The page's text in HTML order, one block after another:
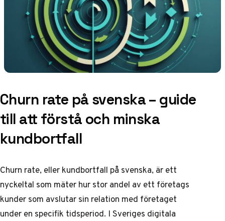
Churn rate på svenska – guide
till att förstå och minska
kundbortfall
Churn rate, eller kundbortfall på svenska, är ett
nyckeltal som mäter hur stor andel av ett företags
kunder som avslutar sin relation med företaget
under en specifik tidsperiod. I Sveriges digitala